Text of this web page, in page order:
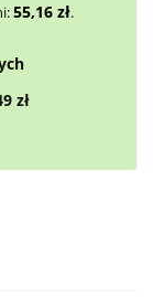
55,16 zł.
zł